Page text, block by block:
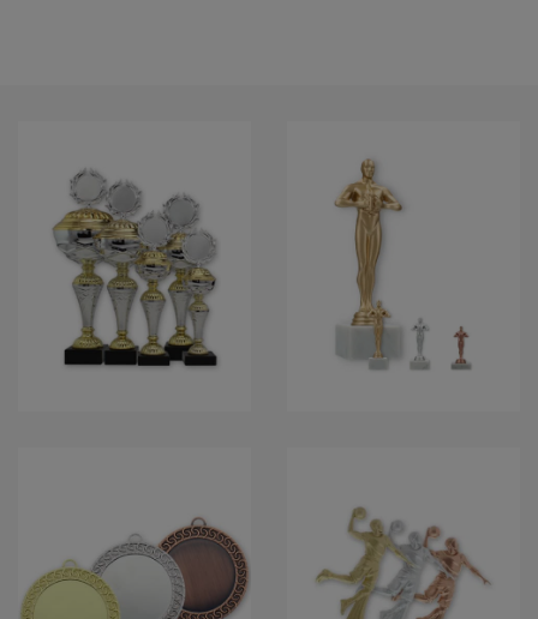
POKALE
GYŐZTES SZOBOR
VICTOR
ÉRMÉK DÍJSZOBROK